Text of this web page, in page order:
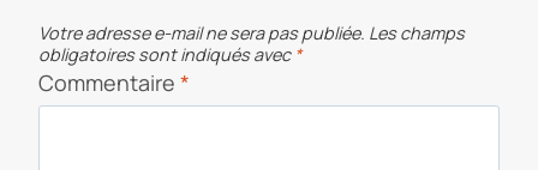
Votre adresse e-mail ne sera pas publiée. Les champs
obligatoires sont indiqués avec *
Commentaire *